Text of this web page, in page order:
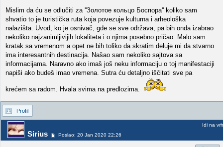
Mislim da ću se odlučiti za ''Золотое кольцо Боспора'' koliko sam
shvatio to je turistička ruta koja povezuje kulturna i arheološka
nalazišta. Uvod, ko je osnivač, gde se sve održava, pa bih onda izabrao
nekoliko najzanimljivijih lokaliteta i o njima posebno pričao. Malo sam
kratak sa vremenom a opet ne bih toliko da skratim deluje mi da stvarno
ima interesantnih destinacija. Našao sam nekoliko sajtova sa
informacijama. Naravno ako imaš još neku informaciju o toj manifestaciji
napiši ako budeš imao vremena. Sutra ću detaljno iščitati sve pa
krećem sa radom. Hvala svima na predlozima.
Profil
Sirius Poslao: 20 Jan 2020 22:26
Idi na vrh